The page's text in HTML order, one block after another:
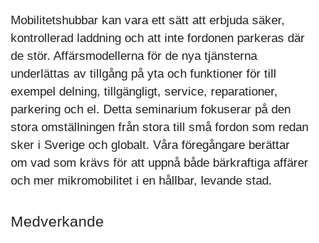
Mobilitetshubbar kan vara ett sätt att erbjuda säker,
kontrollerad laddning och att inte fordonen parkeras där
de stör. Affärsmodellerna för de nya tjänsterna
underlättas av tillgång på yta och funktioner för till
exempel delning, tillgängligt, service, reparationer,
parkering och el. Detta seminarium fokuserar på den
stora omställningen från stora till små fordon som redan
sker i Sverige och globalt. Våra föregångare berättar
om vad som krävs för att uppnå både bärkraftiga affärer
och mer mikromobilitet i en hållbar, levande stad.
Medverkande